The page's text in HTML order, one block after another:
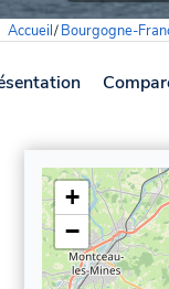
Accueil/Bourgogne-
+
−